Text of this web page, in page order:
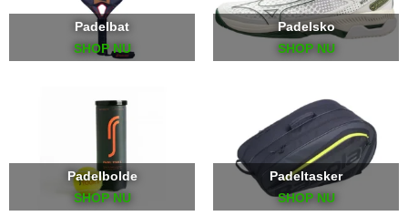
Padelbat
SHOP NU
Padelsko
SHOP NU
Padelbolde
SHOP NU
Padeltasker
SHOP NU